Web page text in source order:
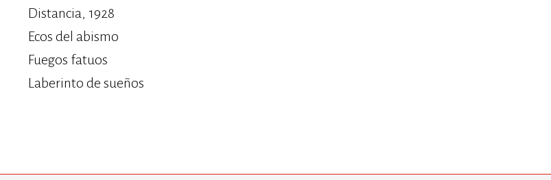
Distancia, 1928
Ecos del abismo
Fuegos fatuos
Laberinto de sueños